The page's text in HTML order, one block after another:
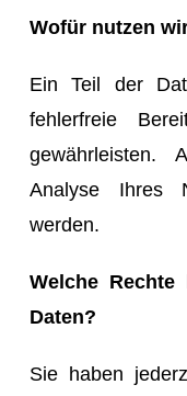
Wofür nutzen
Ein Teil der
fehlerfreie
gewährleisten.
Analyse Ihres
werden.
Welche
Daten?
Sie haben